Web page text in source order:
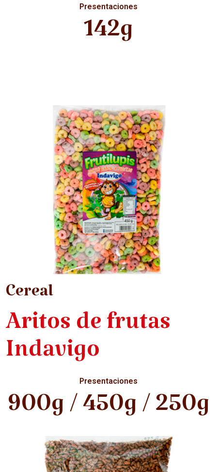
Presentaciones
142g
Cereal
Aritos de frutas
Indavigo
Presentaciones
900g / 450g / 250g